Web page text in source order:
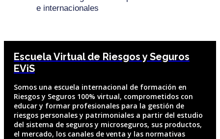
e internacionales
Escuela Virtual de Riesgos y Seguros
EViS
Somos una escuela internacional de formación en
Riesgos y Seguros 100% virtual, comprometidos con
educar y formar profesionales para la gestión de
riesgos personales y patrimoniales a partir del estudio
del sistema de seguros y microseguros, sus productos,
el mercado, los canales de venta y las normativas